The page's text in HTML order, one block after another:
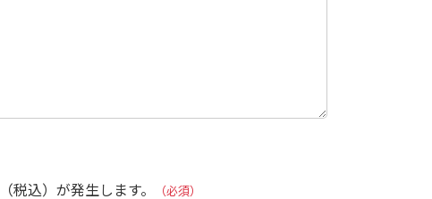
込）が発生します。
（必須）